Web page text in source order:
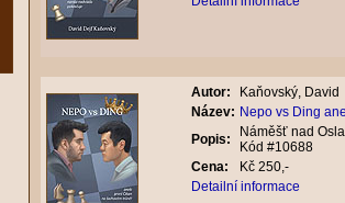
Autor:
Kaňovský, David
Název: Nepo vs Ding
Popis:
Náměšť nad
Kód #10688
Cena:
Kč 250,-
Detailní informace